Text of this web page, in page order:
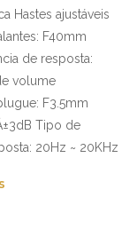
Hastes ajustáveis
F40mm
de resposta:
volume
F3.5mm
Tipo de
20Hz ~ 20KHz